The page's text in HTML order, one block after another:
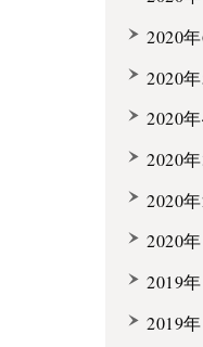
2020
2020
2020
2020
2020
2020
2019
2019